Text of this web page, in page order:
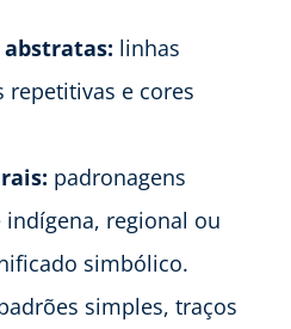
linhas
e cores
padronagens
regional ou
simbólico.
simples, traços